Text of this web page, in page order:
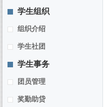
学生组织
组织介绍
学生社团
学生事务
团员管理
奖勤助贷